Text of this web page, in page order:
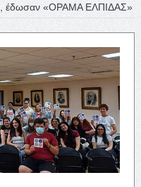
έδωσαν «ΟΡΑΜΑ ΕΛΠΙΔΑΣ»